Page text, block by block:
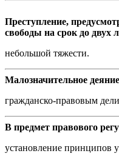
Преступление,
свободы на срок до двух
небольшой тяжести.
Малозначительное
гражданско-правовым
В предмет правового
установление принципов